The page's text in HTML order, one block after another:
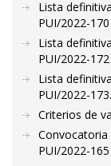
Lista
PUI/2022-170
Lista
PUI/2022-172
Lista
PUI/2022-173.
Criterios de
PUI/2022-165